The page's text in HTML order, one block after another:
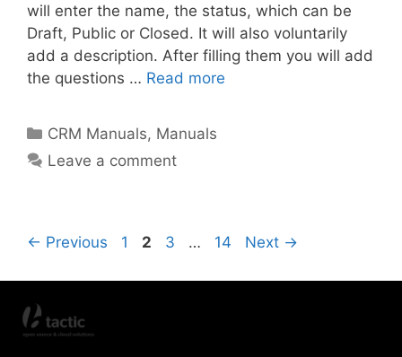
will enter the name, the status, which can be
Draft, Public or Closed. It will also voluntarily
add a description. After filling them you will add
the questions … Read more
CRM Manuals, Manuals
Leave a comment
← Previous 1 2 3 … 14 Next →